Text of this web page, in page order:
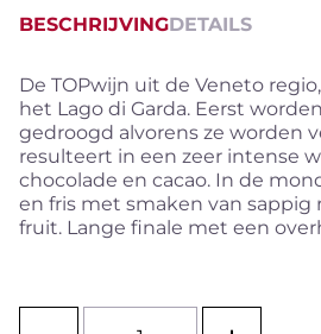
BESCHRIJVINGDETAILS
De TOPwijn uit de Veneto
het Lago di Garda. Eerst
gedroogd alvorens ze worden
resulteert in een zeer intense
chocolade en cacao. In de
en fris met smaken van sappig
fruit. Lange finale met een